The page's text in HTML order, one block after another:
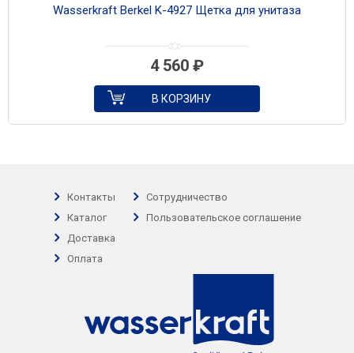
Wasserkraft Berkel K-4927 Щетка для унитаза
4 560 ₽
В КОРЗИНУ
Контакты
Каталог
Доставка
Оплата
Сотрудничество
Пользовательское соглашение